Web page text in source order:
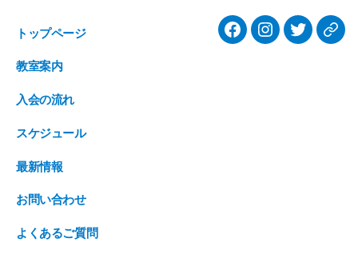
トップページ
教室案内
入会の流れ
スケジュール
最新情報
お問い合わせ
よくあるご質問
facebookInstagram
twitter